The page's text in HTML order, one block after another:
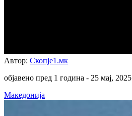
Автор: Скопје1.мк
објавено пред 1 година - 25 мај, 2025
Македонија